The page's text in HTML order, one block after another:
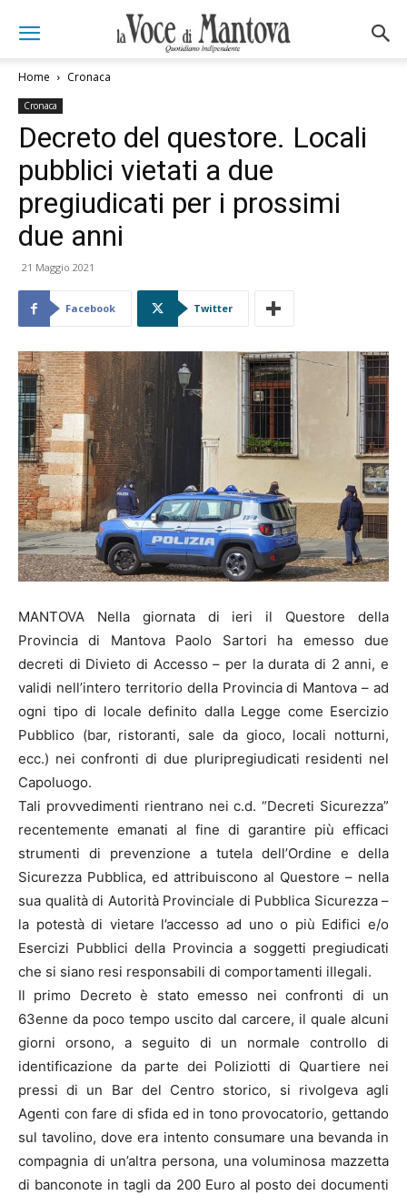
Home Cronaca
Cronaca
Decreto del questore. Locali
pubblici vietati a due
pregiudicati per i prossimi
due anni
21 Maggio 2021
Facebook Twitter
MANTOVA Nella giornata di ieri il Questore della
Provincia di Mantova Paolo Sartori ha emesso due
decreti di Divieto di Accesso – per la durata di 2 anni, e
validi nell’intero territorio della Provincia di Mantova – ad
ogni tipo di locale definito dalla Legge come Esercizio
Pubblico (bar, ristoranti, sale da gioco, locali notturni,
ecc.) nei confronti di due pluripregiudicati residenti nel
Capoluogo.
Tali provvedimenti rientrano nei c.d. “Decreti Sicurezza”
recentemente emanati al fine di garantire più efficaci
strumenti di prevenzione a tutela dell’Ordine e della
Sicurezza Pubblica, ed attribuiscono al Questore – nella
sua qualità di Autorità Provinciale di Pubblica Sicurezza –
la potestà di vietare l’accesso ad uno o più Edifici e/o
Esercizi Pubblici della Provincia a soggetti pregiudicati
che si siano resi responsabili di comportamenti illegali.
Il primo Decreto è stato emesso nei confronti di un
63enne da poco tempo uscito dal carcere, il quale alcuni
giorni orsono, a seguito di un normale controllo di
identificazione da parte dei Poliziotti di Quartiere nei
pressi di un Bar del Centro storico, si rivolgeva agli
Agenti con fare di sfida ed in tono provocatorio, gettando
sul tavolino, dove era intento consumare una bevanda in
compagnia di un’altra persona, una voluminosa mazzetta
di banconote in tagli da 200 Euro al posto dei documenti